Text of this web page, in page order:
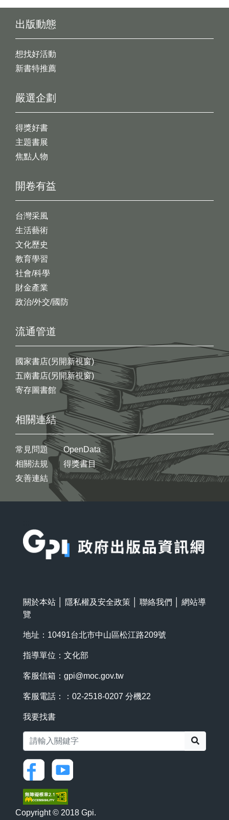
出版動態
想找好活動
新書特推薦
開卷有益
台灣采風
生活藝術
文化歷史
教育學習
社會/科學
財金產業
政治/外交/國防
嚴選企劃
得獎好書
主題書展
焦點人物
流通管道
國家書店(另開新視窗)
五南書店(另開新視窗)
寄存圖書館
相關連結
常見問題
相關法規
友善連結
OpenData
得獎書目
關於本站 隱私權及安全政策 聯絡我們
網站導
覽
地址：10491台北市中山區松江路209號
指導單位：文化部
客服信箱： gpi@moc.gov.tw
客服電話：：02-2518-0207 分機22
我要找書
Copyright © 2018 Gpi.